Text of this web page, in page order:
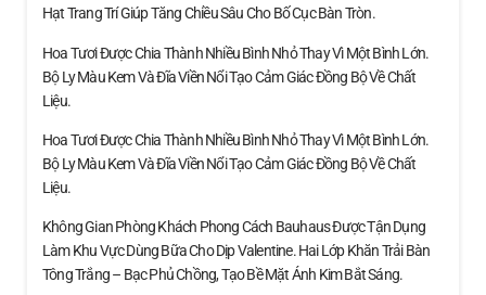
Hạt Trang Trí Giúp Tăng Chiều Sâu Cho Bố Cục Bàn Tròn.
Hoa Tươi Được Chia Thành Nhiều Bình Nhỏ Thay Vì Một Bình Lớn.
Bộ Ly Màu Kem Và Đĩa Viền Nổi Tạo Cảm Giác Đồng Bộ Về Chất
Liệu.
Hoa Tươi Được Chia Thành Nhiều Bình Nhỏ Thay Vì Một Bình Lớn.
Bộ Ly Màu Kem Và Đĩa Viền Nổi Tạo Cảm Giác Đồng Bộ Về Chất
Liệu.
Không Gian Phòng Khách Phong Cách Bauhaus Được Tận Dụng
Làm Khu Vực Dùng Bữa Cho Dịp Valentine. Hai Lớp Khăn Trải Bàn
Tông Trắng – Bạc Phủ Chồng, Tạo Bề Mặt Ánh Kim Bắt Sáng.